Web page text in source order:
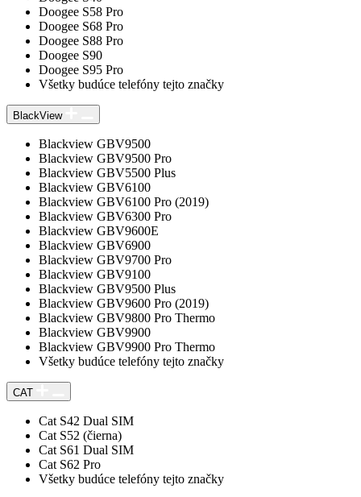
Doogee S58 Pro
Doogee S68 Pro
Doogee S88 Pro
Doogee S90
Doogee S95 Pro
Všetky budúce telefóny tejto značky
BlackView
Blackview GBV9500
Blackview GBV9500 Pro
Blackview GBV5500 Plus
Blackview GBV6100
Blackview GBV6100 Pro (2019)
Blackview GBV6300 Pro
Blackview GBV9600E
Blackview GBV6900
Blackview GBV9700 Pro
Blackview GBV9100
Blackview GBV9500 Plus
Blackview GBV9600 Pro (2019)
Blackview GBV9800 Pro Thermo
Blackview GBV9900
Blackview GBV9900 Pro Thermo
Všetky budúce telefóny tejto značky
CAT
Cat S42 Dual SIM
Cat S52 (čierna)
Cat S61 Dual SIM
Cat S62 Pro
Všetky budúce telefóny tejto značky